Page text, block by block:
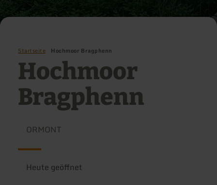
Startseite Hochmoor Bragphenn
Hochmoor
Bragphenn
ORMONT
Heute geöffnet